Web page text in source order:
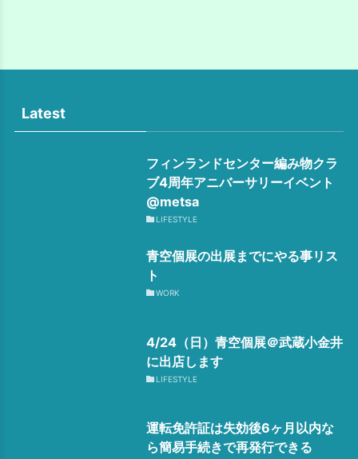
Latest
フィンランドセンター編み物クラ
ブ4周年アニバーサリーイベント
@metsa
LIFESTYLE
青空個展の出展までにやる事リス
ト
WORK
4/24（日）青空個展＠武蔵小金井
に出店します
LIFESTYLE
運転免許証は失効後6ヶ月以内な
ら簡易手続きで再発行できる